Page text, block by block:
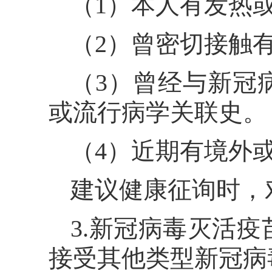
（2）曾密切接
（3）曾经与新
或流行病学关联史。
（4）近期有境外
建议健康征询时
3.新冠病毒灭活
接受其他类型新冠